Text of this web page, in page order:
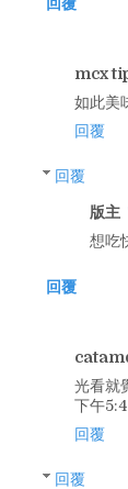
mcx
如此美
回覆
回覆
版主
想吃
回覆
光看就
下午
回覆
回覆